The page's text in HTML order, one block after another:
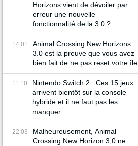
Horizons vient de dévoiler par
erreur une nouvelle
fonctionnalité de la 3.0 ?
14:01
Animal Crossing New Horizons
3.0 est la preuve que vous avez
bien fait de ne pas reset votre île
11:10
Nintendo Switch 2 : Ces 15 jeux
arrivent bientôt sur la console
hybride et il ne faut pas les
manquer
22:03
Malheureusement, Animal
Crossing New Horizon 3,0 ne